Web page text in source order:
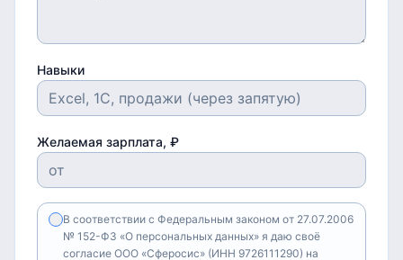
Навыки
Желаемая зарплата, ₽
В соответствии с Федеральным законом от 27.07.2006
№ 152-ФЗ «О персональных данных» я даю своё
согласие ООО «Сферосис» (ИНН 9726111290) на